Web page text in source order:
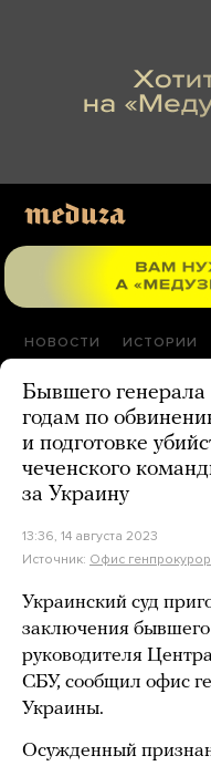
НОВОСТИ ИСТОРИИ
Бывшего
годам по
и подготовке
чеченского
за Украину
13:36, 14 августа 2023
Источник: Офис
Украинский суд
заключения бывшего
руководителя
СБУ, сообщил офис
Украины.
Осужденный